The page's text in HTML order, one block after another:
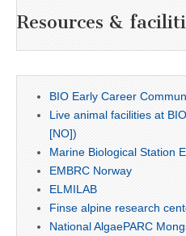
Resources &
BIO Early Career
Live animal facilities at
[NO])
Marine Biological Station
EMBRC Norway
ELMILAB
Finse alpine research
National AlgaePARC